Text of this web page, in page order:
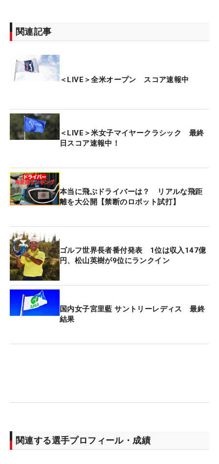
ー5で再びアンダーパーに潜ると、最終18番ではフ
ェアウェイからの2打目がベタピンショットになり
た。ホールアウト時点の順位は47位タイ。
フラー（米国）は、午前2時20分にティオフする。
トータル4アンダー・単独首位にメジャー初優勝を
ム・スコット（オーストラリア）とJ.J.スポーン
（米国）が続く。バーンズ、スコットの最終組は午
前3時15分に競技を開始する。
円）。優勝者は430万ドル（約6億1980万円）を手
にする。
関連記事
＜LIVE＞全米オープン スコア速報中
＜LIVE＞米女子マイヤークラシック 最終
日スコア速報中！
本当に飛ぶドライバーは？ リアルな飛距
離を大公開【禁断のロボット試打】
ゴルフ世界長者番付発表 1位は収入147億
円、松山英樹が9位にランクイン
国内女子宮里藍 サントリーレディス 最終
結果
関連する選手プロフィール・成績